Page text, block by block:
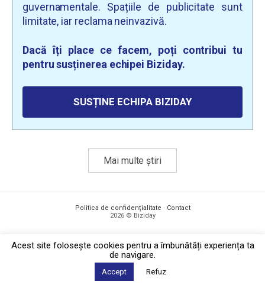
guvernamentale. Spațiile de publicitate sunt
limitate, iar reclama neinvazivă.
Dacă îți place ce facem, poți contribui tu
pentru susținerea echipei Biziday.
SUSȚINE ECHIPA BIZIDAY
Mai multe știri
Politica de confidențialitate · Contact
2026 © Biziday
Acest site foloseşte cookies pentru a îmbunătăți experiența ta
de navigare.
Accept Refuz